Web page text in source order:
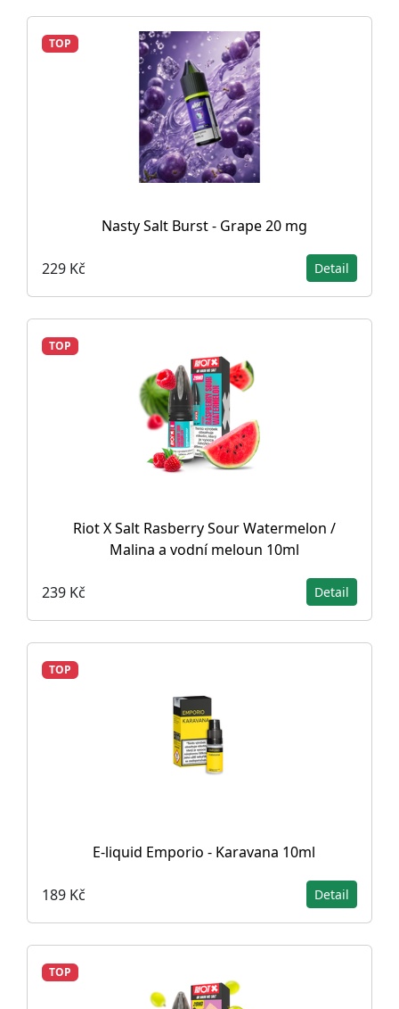
TOP
Nasty Salt Burst - Grape 20 mg
229 Kč Detail
TOP
Riot X Salt Rasberry Sour Watermelon /
Malina a vodní meloun 10ml
239 Kč Detail
TOP
E-liquid Emporio - Karavana 10ml
189 Kč Detail
TOP